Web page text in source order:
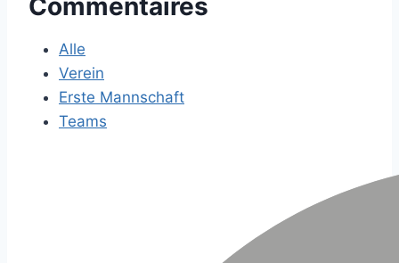
Commentaires
Alle
Verein
Erste Mannschaft
Teams